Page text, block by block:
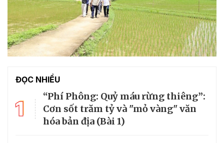
ĐỌC NHIỀU
1
“Phí Phông: Quỷ máu rừng thiêng”:
Cơn sốt trăm tỷ và "mỏ vàng" văn
hóa bản địa (Bài 1)